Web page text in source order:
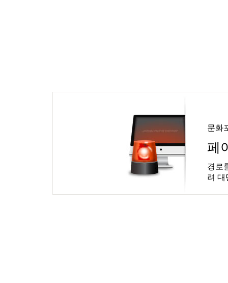
문화
페
경로
려 대